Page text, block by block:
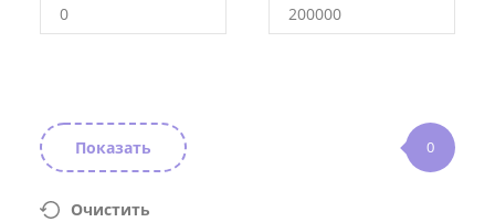
Показать
Очистить
0